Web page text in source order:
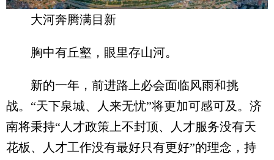
大河奔腾满目新
胸中有丘壑，眼里存山河。
新的一年，前进路上必会面临风雨和挑
战。“天下泉城、人来无忧”将更加可感可及。济
南将秉持“人才政策上不封顶、人才服务没有天
花板、人才工作没有最好只有更好”的理念，持